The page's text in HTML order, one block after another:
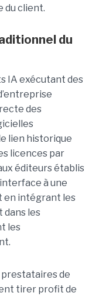
du client.
du
IA exécutant des
des
lien historique
licences par
éditeurs établis
à une
en intégrant les
dans les
les
de
tirer profit de